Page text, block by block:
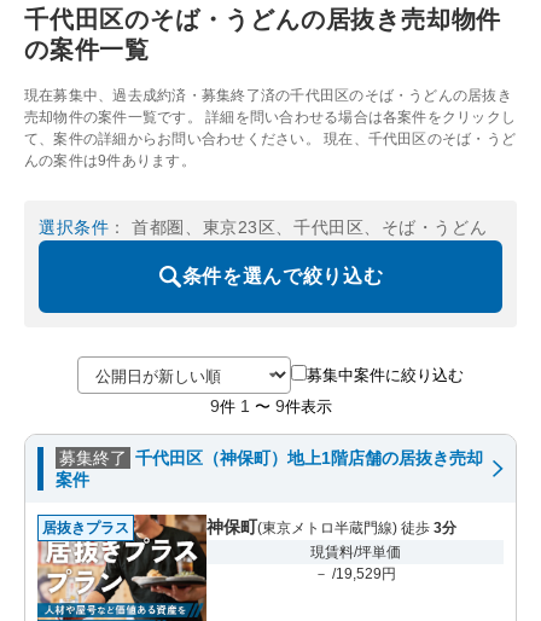
千代田区のそば・うどんの居抜き売却物件
の案件一覧
現在募集中、過去成約済・募集終了済の千代田区のそば・うどんの居抜き
売却物件の案件一覧です。 詳細を問い合わせる場合は各案件をクリックし
て、案件の詳細からお問い合わせください。 現在、千代田区のそば・うど
んの案件は9件あります。
選択条件 ： 首都圏、東京23区、千代田区、そば・うどん
条件を選んで絞り込む
募集中案件に絞り込む
9件 1 〜 9件表示
募集終了 千代田区（神保町）地上1階店舗の居抜き売却
案件
居抜きプラス 神保町(東京メトロ半蔵門線) 徒歩 3分
現賃料/坪単価
－ /19,529円